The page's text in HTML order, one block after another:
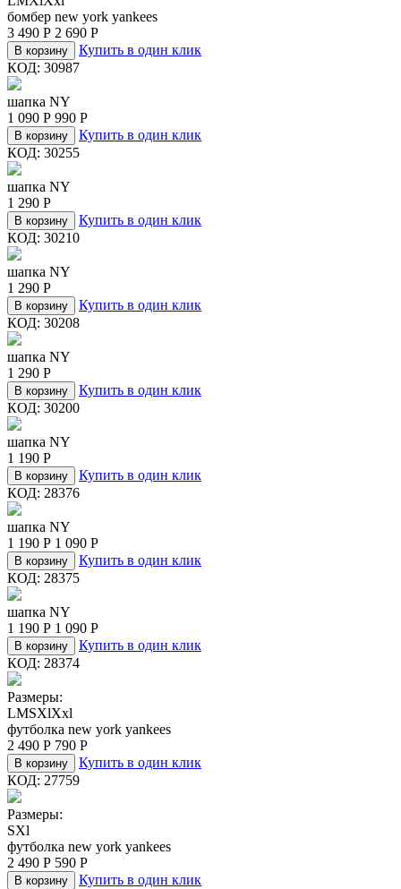
бомбер new york yankees
3 490 Р 2 690 Р
В корзину
Купить в один клик
КОД: 30987
шапка NY
1 090 Р 990 Р
В корзину
Купить в один клик
КОД: 30255
шапка NY
1 290 Р
В корзину
Купить в один клик
КОД: 30210
шапка NY
1 290 Р
В корзину
Купить в один клик
КОД: 30208
шапка NY
1 290 Р
В корзину
Купить в один клик
КОД: 30200
шапка NY
1 190 Р
В корзину
Купить в один клик
КОД: 28376
шапка NY
1 190 Р 1 090 Р
В корзину
Купить в один клик
КОД: 28375
шапка NY
1 190 Р 1 090 Р
В корзину
Купить в один клик
КОД: 28374
Размеры:
LMSXlXxl
футболка new york yankees
2 490 Р 790 Р
В корзину
Купить в один клик
КОД: 27759
Размеры:
SXl
футболка new york yankees
2 490 Р 590 Р
В корзину
Купить в один клик